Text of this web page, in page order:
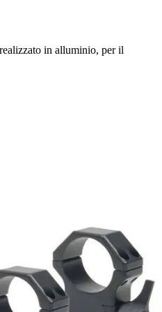
in alluminio, per il